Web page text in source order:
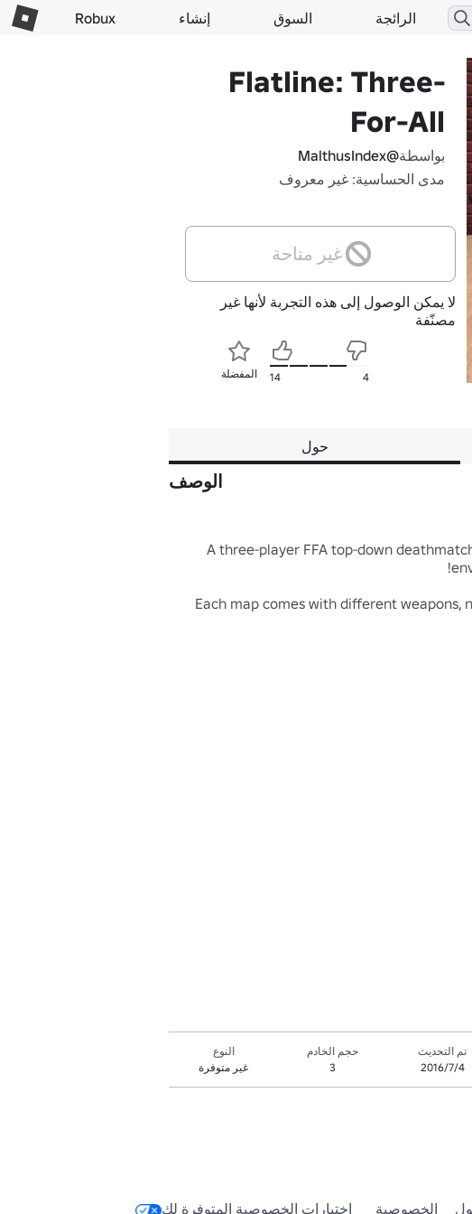
الرائجة السوق إنشاء Robux
Flatline: Three-
For-All
بواسطة@MalthusIndex
مدى الحساسية: غير معروف
غير متاحة
لا يمكن الوصول إلى هذه التجربة لأنها غير
مصنّفة
المفضلة 14 4
حول
الوصف
A three-player FFA top-down
Each map comes with different
تم التحديث
4‏/7‏/2016
حجم الخادم
3
النوع
غير متوفرة
الخصوصية اختيارات الخصوصية المتوفرة لك